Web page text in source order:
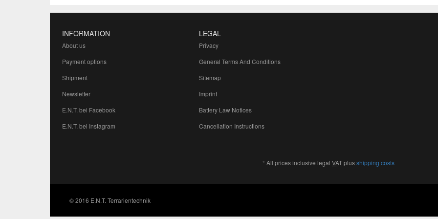
INFORMATION
About us
Payment options
Shipment
Newsletter
E.N.T. bei Facebook
E.N.T. bei Instagram
LEGAL
Privacy
General Terms And Conditions
Sitemap
Imprint
Battery Law Notices
Cancellation Instructions
* All prices inclusive legal VATplusshipping costs
© 2016 E.N.T. Terrarientechnik